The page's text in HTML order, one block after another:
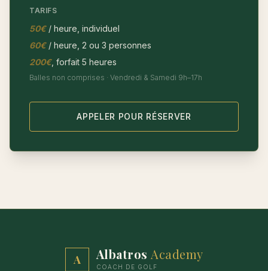
TARIFS
50€/ heure, individuel
60€/ heure, 2 ou 3 personnes
200€, forfait 5 heures
Balles non comprises · Vendredi & Samedi 9h–17h
APPELER POUR RÉSERVER
A Albatros Academy
COACH DE GOLF